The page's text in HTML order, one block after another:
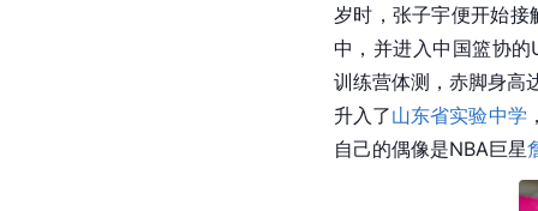
岁时，张子宇便开始接
中，并进入中国篮协
训练营体测，赤脚身高
升入了山东省实验中学
自己的偶像是NBA巨星